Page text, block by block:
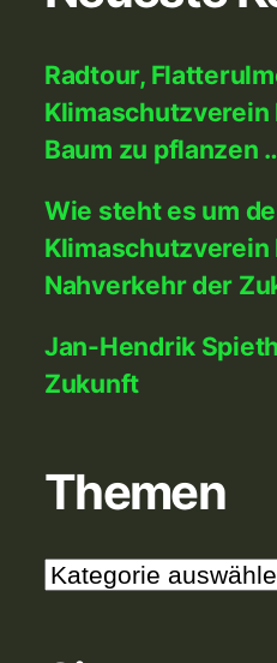
Radtour,
Klimaschutzverein
Baum zu pflanzen
Wie steht es um
Klimaschutzverein
Nahverkehr der
Jan-Hendrik Spieth
Zukunft
Themen
Themen